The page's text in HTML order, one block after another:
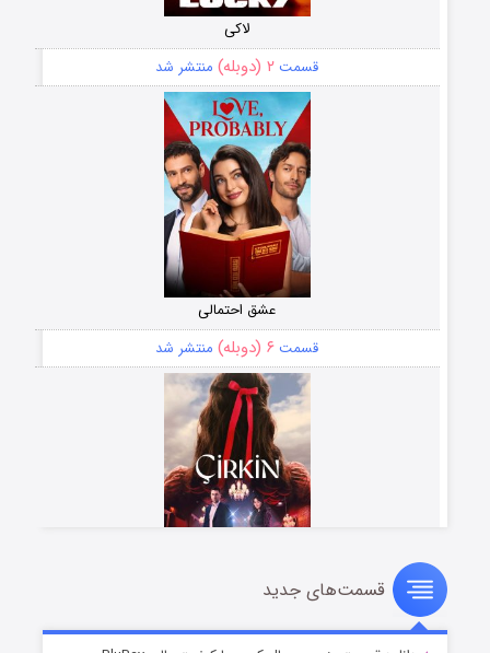
لاکی
قسمت ۲ (دوبله) منتشر شد
عشق احتمالی
قسمت ۶ (دوبله) منتشر شد
سریال زشت
قسمت۵ (زیرنویس) منتشر شد
قسمت‌های جدید